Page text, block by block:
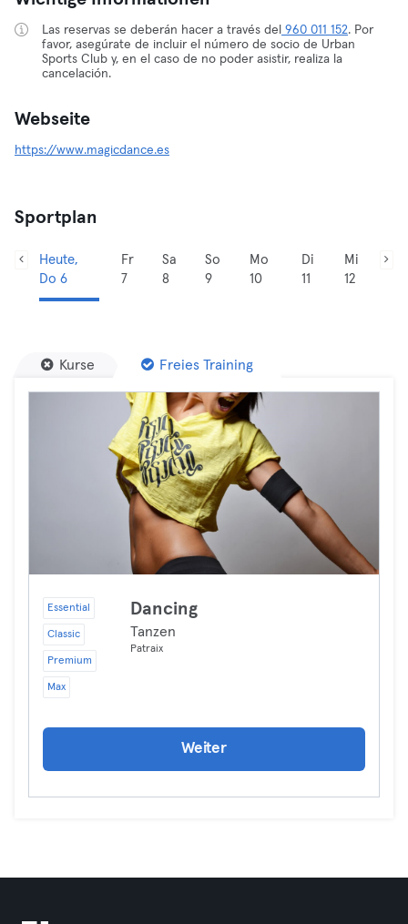
Las reservas se deberán hacer a través del 960 011 152. Por
favor, asegúrate de incluir el número de socio de Urban
Sports Club y, en el caso de no poder asistir, realiza la
cancelación.
Webseite
https://www.magicdance.es
Sportplan
Heute,
Do 6
Fr
7
Sa
8
So
9
Mo
10
Di
11
Mi
12
Kurse Freies Training
Essential
Classic
Premium
Max
Dancing
Tanzen
Patraix
Weiter